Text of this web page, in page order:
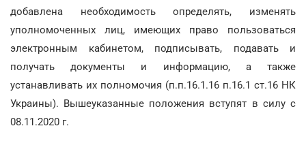
добавлена необходимость определять, изменять
уполномоченных лиц, имеющих право пользоваться
электронным кабинетом, подписывать, подавать и
получать документы и информацию, а также
устанавливать их полномочия (п.п.16.1.16 п.16.1 ст.16 НК
Украины). Вышеуказанные положения вступят в силу с
08.11.2020 г.